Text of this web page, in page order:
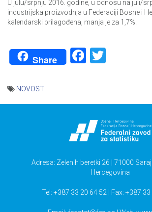
U julu/srpnju 2016. godine, u odnosu na juli/
industrijska proizvodnja u Federaciji Bosne i
kalendarski prilagođena, manja je za 1,7%.
Share Facebook
NOVOSTI
Adresa: Zelenih beretki 26 | 71000
Hercegovina
Tel: +387 33 20 64 52 | Fax: +387 33